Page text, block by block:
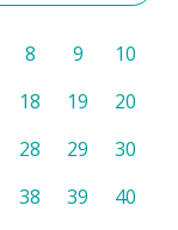
8 9
10
18 19
20
28 29
30
38 39
40